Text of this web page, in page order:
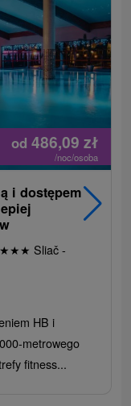
od 486,09 zł
/noc/osoba
i dostępem
★★★ Sliač -
HB i
metrowego
fitness...